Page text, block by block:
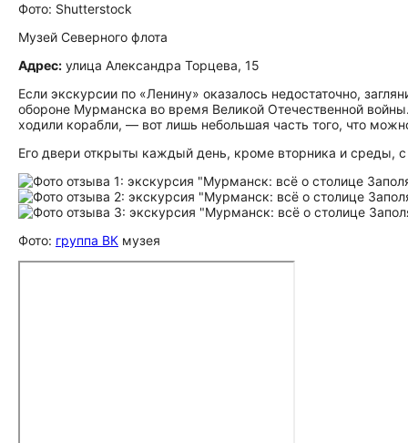
Фото: Shutterstock
Музей Северного флота
Адрес: улица Александра Торцева, 15
Если экскурсии по «Ленину» оказалось недостаточно,
обороне Мурманска во время Великой Отечественной
ходили корабли, — вот лишь небольшая часть того, что
Его двери открыты каждый день, кроме вторника и среды,
Фото: группа ВК музея